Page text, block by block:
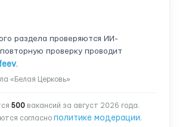
раздела проверяются ИИ-
проверку проводит
.
«Белая Церковь»
500 вакансий за август 2026 года.
согласно политике модерации.